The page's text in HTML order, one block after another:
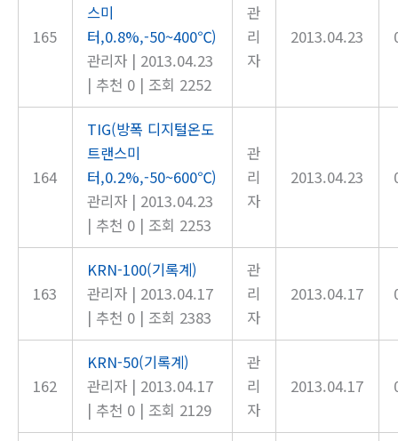
165
스미
터,0.8%,-50~400℃)
관리자 | 2013.04.23
| 추천 0 | 조회 2252
관
리
자
2013.04.23
164
TIG(방폭 디지털온도
트랜스미
터,0.2%,-50~600℃)
관리자 | 2013.04.23
| 추천 0 | 조회 2253
관
리
자
2013.04.23
163
KRN-100(기록계)
관리자 | 2013.04.17
| 추천 0 | 조회 2383
관
리
자
2013.04.17
162
KRN-50(기록계)
관리자 | 2013.04.17
| 추천 0 | 조회 2129
관
리
자
2013.04.17